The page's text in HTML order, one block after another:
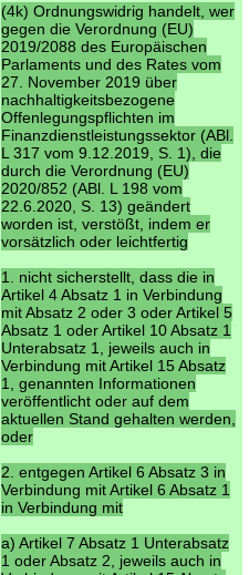
(4k) Ordnungswidrig handelt, wer
gegen die Verordnung (EU)
2019/2088 des Europäischen
Parlaments und des Rates vom
27. November 2019 über
nachhaltigkeitsbezogene
Offenlegungspflichten im
Finanzdienstleistungssektor (ABl.
L 317 vom 9.12.2019, S. 1), die
durch die Verordnung (EU)
2020/852 (ABl. L 198 vom
22.6.2020, S. 13) geändert
worden ist, verstößt, indem er
vorsätzlich oder leichtfertig
1. nicht sicherstellt, dass die in
Artikel 4 Absatz 1 in Verbindung
mit Absatz 2 oder 3 oder Artikel 5
Absatz 1 oder Artikel 10 Absatz 1
Unterabsatz 1, jeweils auch in
Verbindung mit Artikel 15 Absatz
1, genannten Informationen
veröffentlicht oder auf dem
aktuellen Stand gehalten werden,
oder
2. entgegen Artikel 6 Absatz 3 in
Verbindung mit Artikel 6 Absatz 1
in Verbindung mit
a) Artikel 7 Absatz 1 Unterabsatz
1 oder Absatz 2, jeweils auch in